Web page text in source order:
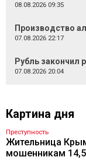
08.08.2026 09:35
Производство
07.08.2026 22:17
Рубль закончил
07.08.2026 20:04
Картина дня
Преступность
Жительница
мошенникам